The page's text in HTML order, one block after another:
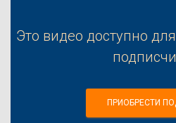
Это видео доступно
ПРИОБРЕСТИ